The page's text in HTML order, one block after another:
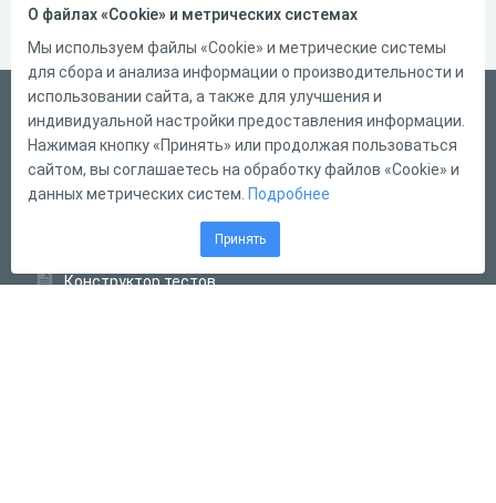
Русский
Справка
Форма обратной связи
Конструктор тестов
О файлах «Cookie» и метрических системах
Мы используем файлы «Cookie» и метрические системы
для сбора и анализа информации о производительности и
использовании сайта, а также для улучшения и
индивидуальной настройки предоставления информации.
Нажимая кнопку «Принять» или продолжая пользоваться
сайтом, вы соглашаетесь на обработку файлов «Cookie» и
данных метрических систем. Подробнее
Принять